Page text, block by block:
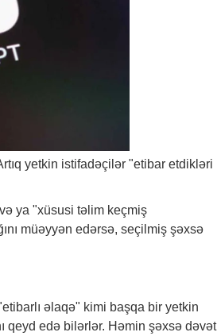
yetkin istifadəçilər "etibar etdikləri
ya "xüsusi təlim keçmiş
müəyyən edərsə, seçilmiş şəxsə
əlaqə" kimi başqa bir yetkin
qeyd edə bilərlər. Həmin şəxsə dəvət